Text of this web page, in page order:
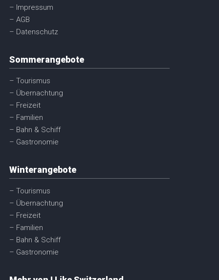
– Impressum
– AGB
– Datenschutz
Sommerangebote
– Tourismus
– Übernachtung
– Freizeit
– Familien
– Bahn & Schiff
– Gastronomie
Winterangebote
– Tourismus
– Übernachtung
– Freizeit
– Familien
– Bahn & Schiff
– Gastronomie